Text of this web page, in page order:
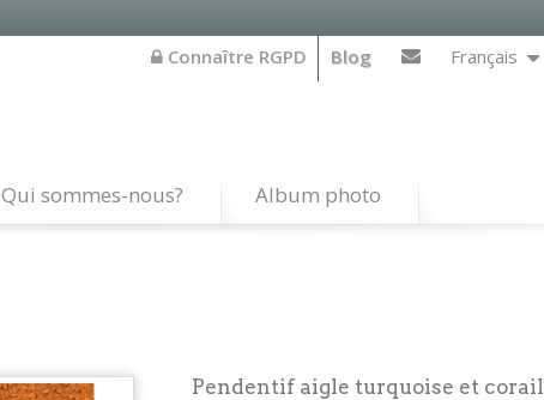
Français
Blog
Connaître RGPD
Qui sommes-nous? Album photo
Pendentif aigle turquoise et corail